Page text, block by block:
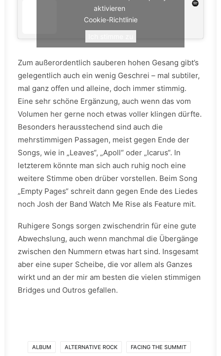
aktivieren
Cookie-Richtlinie
Zum außerordentlich sauberen hohen Gesang gibt’s
gelegentlich auch ein wenig Geschrei – mal subtiler,
mal ganz offen und alleine, doch immer stimmig.
Eine sehr schöne Ergänzung, auch wenn das vom
Volumen her gerne noch etwas voller klingen dürfte.
Besonders herausstechend sind auch die
mehrstimmigen Passagen, meist gegen Ende der
Songs, wie in „Leaves“, „Apoll“ oder „Icarus“. In
letzterem könnte man sich auch ruhig noch eine
weitere Stimme oben drüber vorstellen. Beim Song
„Empty Pages“ schreit dann gegen Ende des Liedes
noch Josh der Band Watch Me Rise als Feature mit.
Ruhigere Songs sorgen zwischendrin für eine gute
Abwechslung, auch wenn manchmal die Übergänge
zwischen den Nummern etwas hart sind. Insgesamt
aber eine super Scheibe, die vor allem als Ganzes
wirkt und an der mir am besten die vielen stimmigen
Bridges und Outros gefallen.
ALBUM ALTERNATIVE ROCK FACING THE SUMMIT